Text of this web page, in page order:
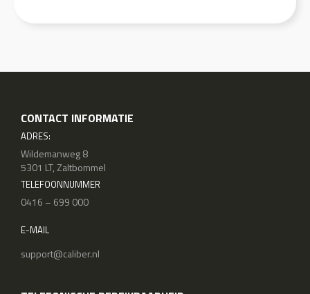
CONTACT INFORMATIE
ADRES:
Wildemanweg 8
5301 LT, Zaltbommel
TELEFOONNUMMER
0416 – 699 000
E-MAIL
support@caliber.nl